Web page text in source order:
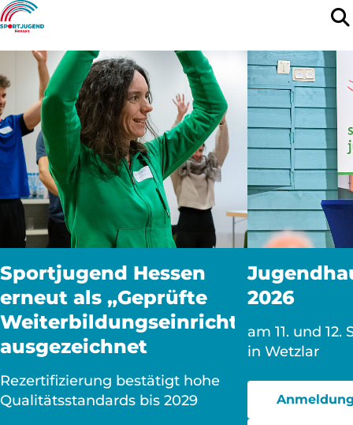
Sportjugend Hessen
erneut als „Geprüfte
Weiterbildungseinrichtung“
ausgezeichnet
Rezertifizierung bestätigt hohe
Qualitätsstandards bis 2029
2026
am 11. und
in Wetzlar